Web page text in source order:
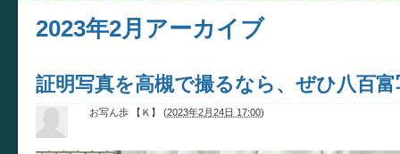
2023年2月アーカイブ
証明写真を高槻で撮るなら、ぜひ八百
お写ん歩 【Ｋ】 (2023年2月24日 17:00)